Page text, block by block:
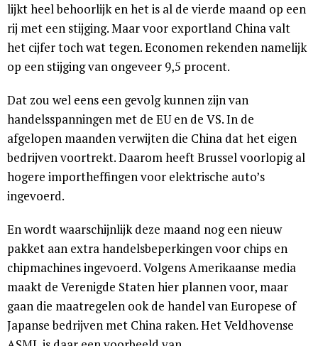
lijkt heel behoorlijk en het is al de vierde maand op een
rij met een stijging. Maar voor exportland China valt
het cijfer toch wat tegen. Economen rekenden namelijk
op een stijging van ongeveer 9,5 procent.
Dat zou wel eens een gevolg kunnen zijn van
handelsspanningen met de EU en de VS. In de
afgelopen maanden verwijten die China dat het eigen
bedrijven voortrekt. Daarom heeft Brussel voorlopig al
hogere importheffingen voor elektrische auto’s
ingevoerd.
En wordt waarschijnlijk deze maand nog een nieuw
pakket aan extra handelsbeperkingen voor chips en
chipmachines ingevoerd. Volgens Amerikaanse media
maakt de Verenigde Staten hier plannen voor, maar
gaan die maatregelen ook de handel van Europese of
Japanse bedrijven met China raken. Het Veldhovense